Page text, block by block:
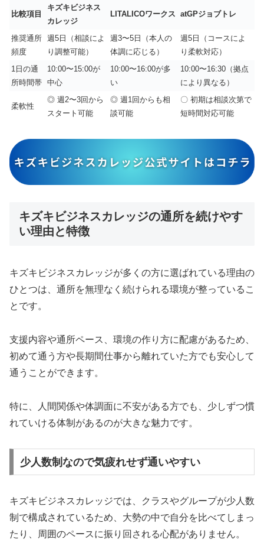
比較項目
キズキビジネス
カレッジ
LITALICOワークス atGPジョブトレ
推奨通所
頻度
週5日（相談によ
り調整可能）
週3〜5日（本人の
体調に応じる）
週5日（コースによ
り柔軟対応）
1日の通
所時間帯
10:00〜15:00が
中心
10:00〜16:00が多
い
10:00〜16:30（拠点
により異なる）
柔軟性
◎ 週2〜3回から
スタート可能
◎ 週1回からも相
談可能
〇 初期は相談次第で
短時間対応可能
キズキビジネスカレッジの通所を続けやす
い理由と特徴
キズキビジネスカレッジが多くの方に選ばれている理由の
ひとつは、通所を無理なく続けられる環境が整っているこ
とです。
支援内容や通所ペース、環境の作り方に配慮があるため、
初めて通う方や長期間仕事から離れていた方でも安心して
通うことができます。
特に、人間関係や体調面に不安がある方でも、少しずつ慣
れていける体制があるのが大きな魅力です。
少人数制なので気疲れせず通いやすい
キズキビジネスカレッジでは、クラスやグループが少人数
制で構成されているため、大勢の中で自分を比べてしまっ
たり、周囲のペースに振り回される心配がありません。